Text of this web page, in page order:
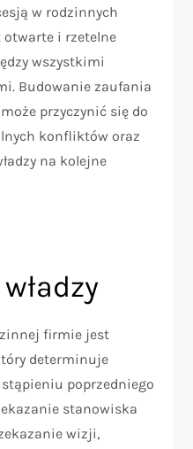
w rodzinnych
otwarte i rzetelne
wszystkimi
Budowanie zaufania
przyczynić się do
konfliktów oraz
na kolejne
firmie jest
determinuje
poprzedniego
stanowiska
wizji,